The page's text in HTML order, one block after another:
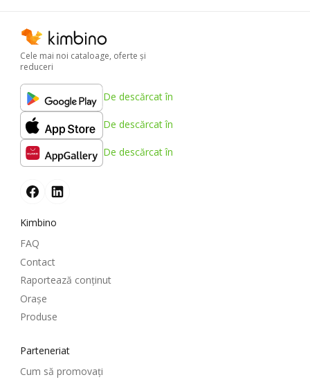
Cele mai noi cataloage, oferte şi
reduceri
De descărcat în
De descărcat în
De descărcat în
Kimbino
FAQ
Contact
Raportează conținut
Oraşe
Produse
Parteneriat
Cum să promovați